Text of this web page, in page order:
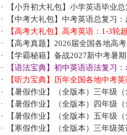
·
【小升初大礼包】小学英语毕业
·
【中考大礼包】中考英语总复习
·
【高考大礼包】高考英语：1-3轮
·
【高考真题】2026届全国各地高
·
【学霸秘籍】备战2027新中考暑
·
【语法宝典】初中英语语法复习
·
【听力宝典】历年全国各地中考
·
【暑假作业】（全版本）三年级
·
【暑假作业】（全版本）四年级
·
【暑假作业】（全版本）五年级
·
【寒假作业】（全版本）三年级